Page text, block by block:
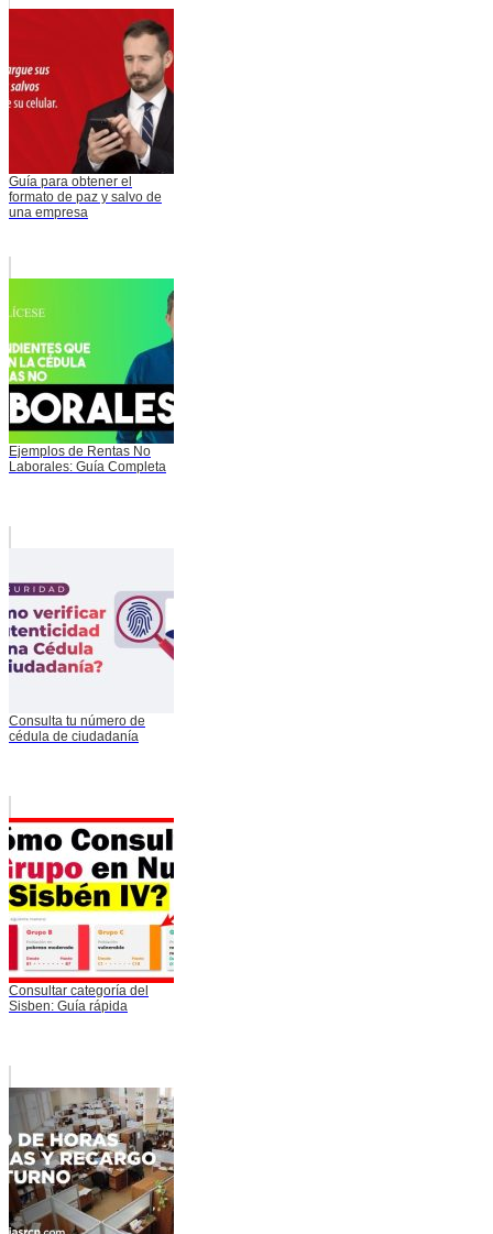
Guía para obtener el
formato de paz y salvo de
una empresa
Ejemplos de Rentas No
Laborales: Guía Completa
Consulta tu número de
cédula de ciudadanía
Consultar categoría del
Sisben: Guía rápida